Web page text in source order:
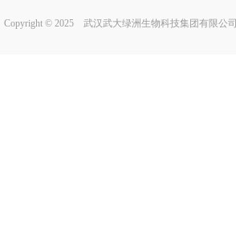
Copyright © 2025武汉武大绿洲生物科技集团有限公司